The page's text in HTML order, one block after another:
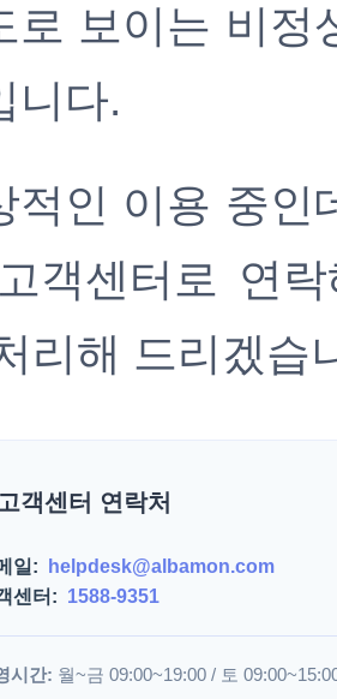
로 보이는 비정
니다.
적인 이용 중인
객센터로 연
리해 드리겠습
객센터 연락처
일:
helpdesk@albamon.com
센터: 1588-9351
시간: 월~금 09:00~19:00 / 토